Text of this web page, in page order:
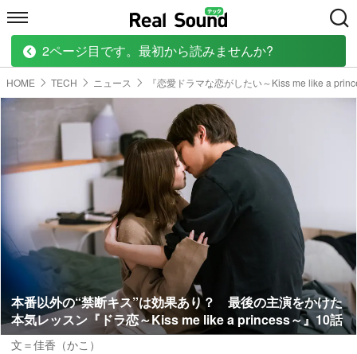
HOME MUSIC MOVIE TECH
HOME TECH ニュース 『恋愛ドラマな恋がしたい～Kiss me like a
本番以外の“禁断キス”は効果あり？ 最後の主演をかけた
本気レッスン『ドラ恋～Kiss me like a princess～』10話
文＝佳香（かこ）
2ページ目です。最初から読みませんか?